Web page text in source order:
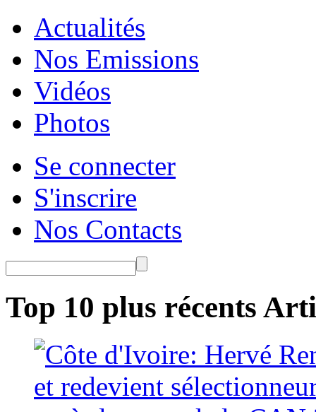
Actualités
Nos Emissions
Vidéos
Photos
Se connecter
S'inscrire
Nos Contacts
Top 10 plus récents